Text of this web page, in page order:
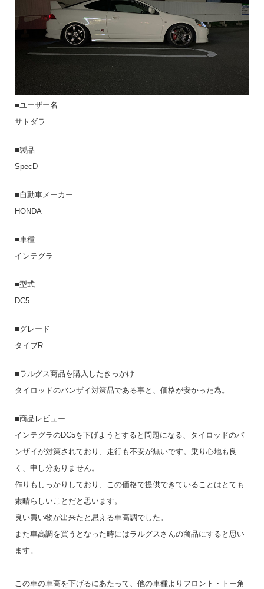
■ユーザー名
サトダラ
■製品
SpecD
■自動車メーカー
HONDA
■車種
インテグラ
■型式
DC5
■グレード
タイプR
■ラルグス商品を購入したきっかけ
タイロッドのバンザイ対策品である事と、価格が安かった為。
■商品レビュー
インテグラのDC5を下げようとすると問題になる、タイロッドのバ
ンザイが対策されており、走行も不安が無いです。乗り心地も良
く、申し分ありません。
作りもしっかりしており、この価格で提供できていることはとても
素晴らしいことだと思います。
良い買い物が出来たと思える車高調でした。
また車高調を買うとなった時にはラルグスさんの商品にすると思い
ます。
この車の車高を下げるにあたって、他の車種よりフロント・トー角